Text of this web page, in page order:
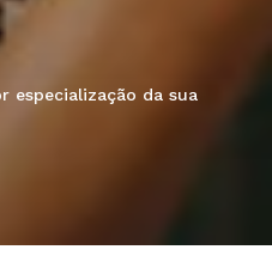
especialização da sua